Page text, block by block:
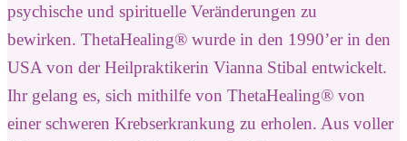
psychische und spirituelle Veränderungen zu
bewirken. ThetaHealing® wurde in den 1990’er in den
USA von der Heilpraktikerin Vianna Stibal entwickelt.
Ihr gelang es, sich mithilfe von ThetaHealing® von
einer schweren Krebserkrankung zu erholen. Aus voller